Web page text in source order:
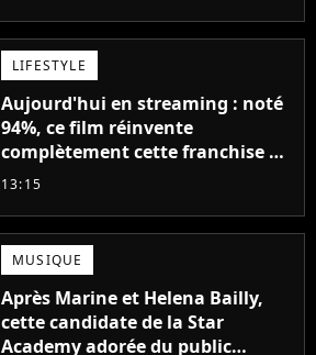
LIFESTYLE
Aujourd'hui en streaming : noté
94%, ce film réinvente
complètement cette franchise de
science-fiction vieille de 40 ans
13:15
MUSIQUE
Après Marine et Helena Bailly,
cette candidate de la Star
Academy adorée du public